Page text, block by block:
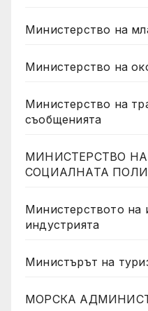
Министерство на
Министерство на
Министерство на
съобщенията
МИНИСТЕРСТВО
СОЦИАЛНАТА
Министерството на
индустрията
Министърът на
МОРСКА